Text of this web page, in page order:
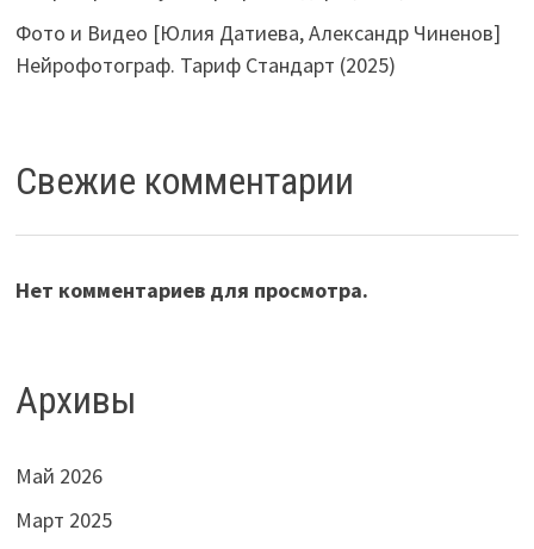
Фото и Видео [Юлия Датиева, Александр Чиненов]
Нейрофотограф. Тариф Стандарт (2025)
Свежие комментарии
Нет комментариев для просмотра.
Архивы
Май 2026
Март 2025